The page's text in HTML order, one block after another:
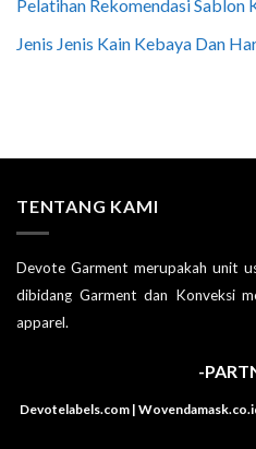
Pelatihan Rekomendasi Sablon
Jenis Jenis Kain Kebaya Dan
TENTANG KAMI
Devote Garment merupakah unit
dibidang Garment dan Konveksi
apparel.
-
Devotelabels.com |